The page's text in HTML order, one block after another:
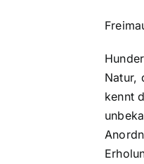
Natur,
kennt